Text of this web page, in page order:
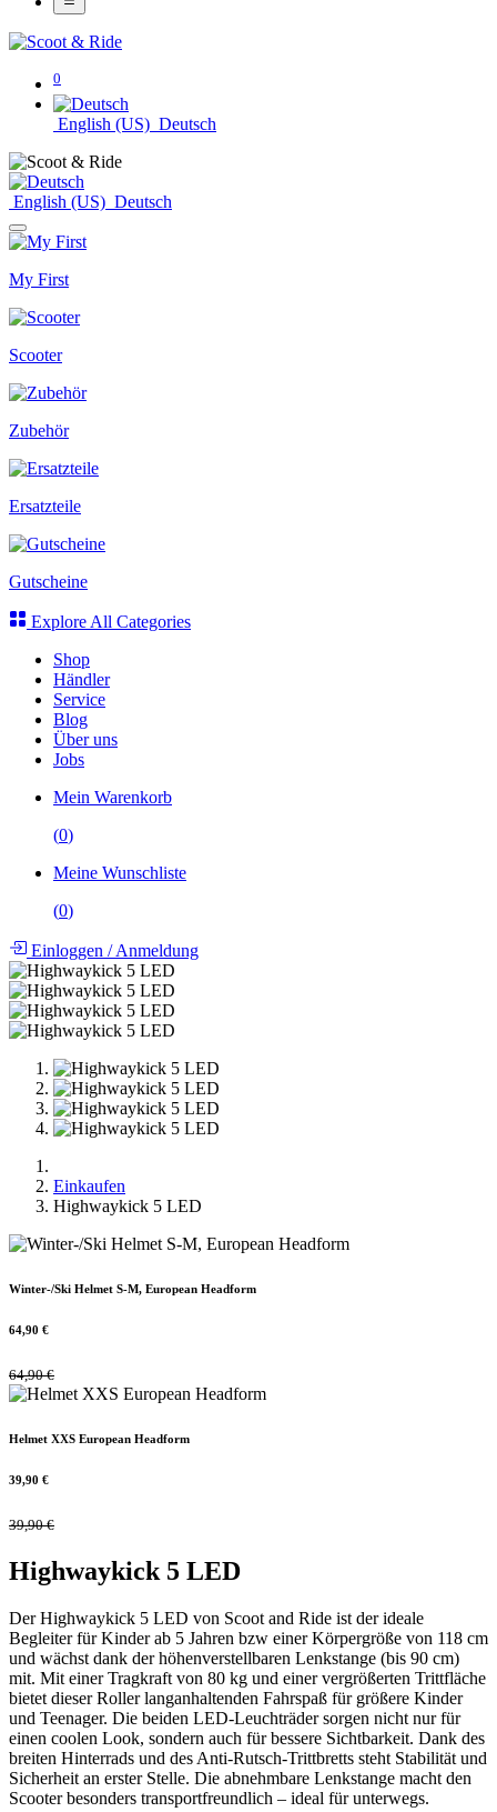
0
English (US) Deutsch
English (US) Deutsch
My First
Scooter
Zubehör
Ersatzteile
Gutscheine
Explore All Categories
Shop
Händler
Service
Blog
Über uns
Jobs
Mein Warenkorb
(0)
Meine Wunschliste
(0)
Einloggen /Anmeldung
Einkaufen
Highwaykick 5 LED
Winter-/Ski Helmet S-M, European Headform
64,90 €
64,90€
Helmet XXS European Headform
39,90 €
39,90€
Highwaykick 5 LED
Der Highwaykick 5 LED von Scoot and Ride ist der ideale
Begleiter für Kinder ab 5 Jahren bzw einer Körpergröße von 118 cm
und wächst dank der höhenverstellbaren Lenkstange (bis 90 cm)
mit. Mit einer Tragkraft von 80 kg und einer vergrößerten Trittfläche
bietet dieser Roller langanhaltenden Fahrspaß für größere Kinder
und Teenager. Die beiden LED-Leuchträder sorgen nicht nur für
einen coolen Look, sondern auch für bessere Sichtbarkeit. Dank des
breiten Hinterrads und des Anti-Rutsch-Trittbretts steht Stabilität und
Sicherheit an erster Stelle. Die abnehmbare Lenkstange macht den
Scooter besonders transportfreundlich – ideal für unterwegs.